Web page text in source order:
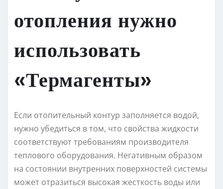
отопления нужно
использовать
«Термагенты»
Если отопительный контур заполняется водой,
нужно убедиться в том, что свойства жидкости
соответствуют требованиям производителя
теплового оборудования. Негативным образом
на состоянии внутренних поверхностей системы
может отразиться высокая жесткость воды или